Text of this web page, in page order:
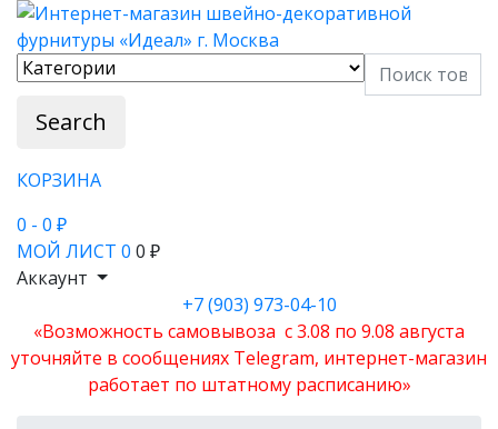
Search
КОРЗИНА
0 - 0 ₽
МОЙ ЛИСТ 0 0 ₽
Аккаунт
+7 (903) 973-04-10
«Возможность самовывоза с 3.08 по 9.08 августа
уточняйте в сообщениях Telegram, интернет-магазин
работает по штатному расписанию»